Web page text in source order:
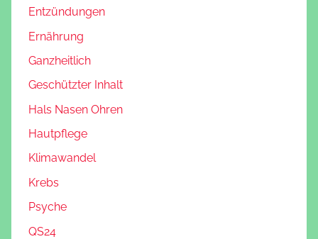
Entzündungen
Ernährung
Ganzheitlich
Geschützter Inhalt
Hals Nasen Ohren
Hautpflege
Klimawandel
Krebs
Psyche
QS24